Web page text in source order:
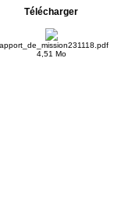
Télécharger
4,51 Mo